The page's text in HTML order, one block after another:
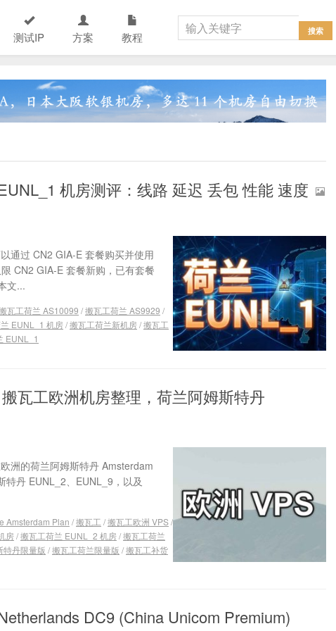
测试IP 方案 教程
机房测评：线路 延迟 丢包 性能 速度
通过 CN2 GIA-E 套餐购买并使用
CN2 GIA-E 套餐新购，已有套餐
文...
瓦工荷兰 AS10099 /搬瓦工荷兰 AS9929 /
EUNL_1 机房/搬瓦工荷兰新机房/搬瓦工
EUNL_1
瓦工欧洲机房整理，荷兰阿姆斯特丹
洲的荷兰阿姆斯特丹 Amsterdam
丹 EUNL_2、EUNL_9，以及
Amsterdam Plan /搬瓦工 /搬瓦工欧洲 VPS/
房/搬瓦工荷兰 EUNL_2 机房/搬瓦工荷兰
特丹限量版 /搬瓦工荷兰限量版 /搬瓦工补货
DC9 (China Unicom Premium)